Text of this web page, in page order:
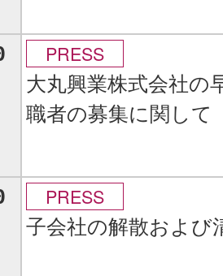
PRESS
大丸興業株式会社の
職者の募集に関して
PRESS
子会社の解散および